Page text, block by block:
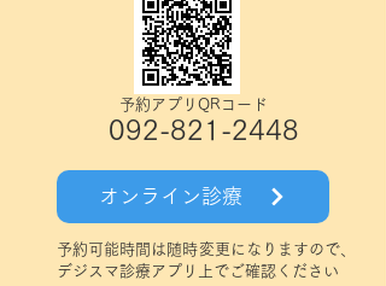
092-821-2448
オンライン診療
​予約アプリQRコード
予約可能時間は随時変更になりますので、
デジスマ診療アプリ上でご確認ください